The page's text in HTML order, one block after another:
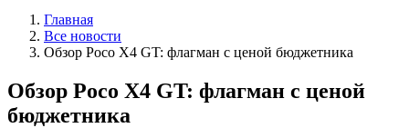
Главная
Все новости
Обзор Poco X4 GT: флагман с ценой бюджетника
Обзор Poco X4 GT: флагман с ценой
бюджетника